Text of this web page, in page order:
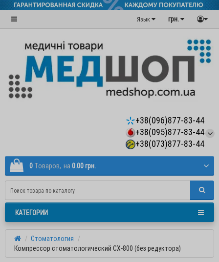
грн.
Язык
+38(096)877-83-44
+38(095)877-83-44
+38(073)877-83-44
0 Tоваров, на 0.00 грн.
КАТЕГОРИИ
Стоматология
Компрессор стоматологический CX-800 (без редуктора)